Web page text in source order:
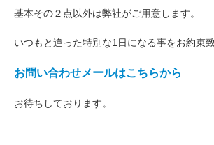
基本その２点以外は弊社がご用意します。
いつもと違った特別な1日になる事をお約束致
お問い合わせメールはこちらから
お待ちしております。